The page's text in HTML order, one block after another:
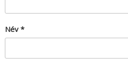
Név *